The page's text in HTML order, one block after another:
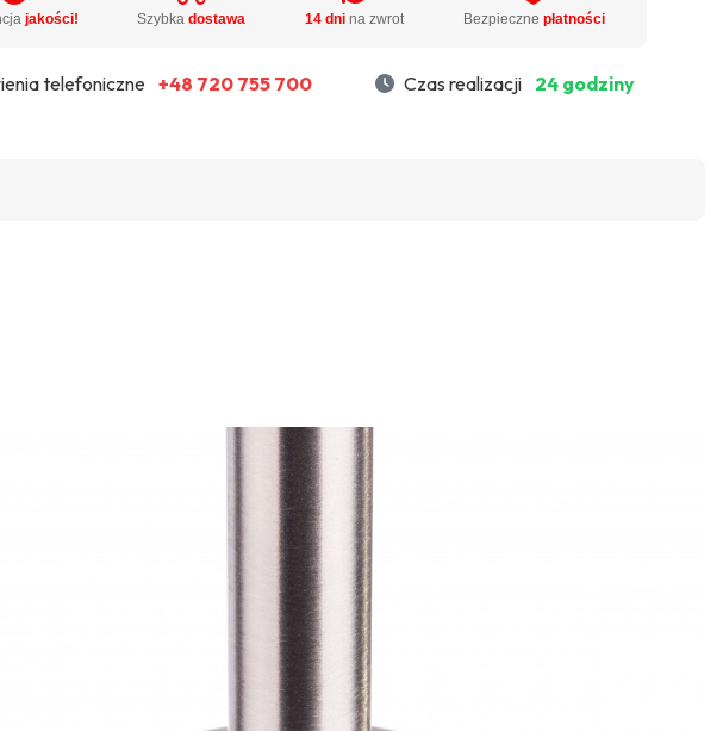
jakości! Szybkadostawa 14 dni na zwrot Bezpieczne płatności
telefoniczne +48 720 755 700 Czas realizacji 24 godziny